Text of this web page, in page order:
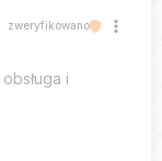
zweryfikowano
obsługa i